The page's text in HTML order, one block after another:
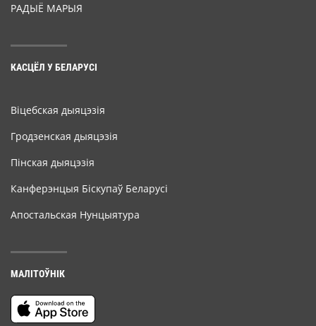
РАДЫЁ МАРЫЯ
КАСЦЁЛ У БЕЛАРУСІ
Віцебская дыяцэзія
Гродзенская дыяцэзія
Пінская дыяцэзія
Канферэнцыя Біскупаў Беларусі
Апостальская Нунцыятура
МАЛІТОЎНІК